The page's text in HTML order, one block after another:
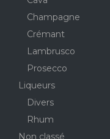
Champagne
Crémant
Lambrusco
Prosecco
Liqueurs
Divers
Rhum